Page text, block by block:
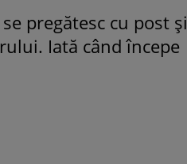
pregătesc cu post și
Iată când începe